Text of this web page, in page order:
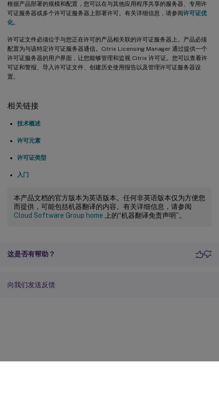
根据产品部署的规模和配置，您可以在与其他应用程序共享的服务器、专用许
可证服务器或多个许可证服务器上部署许可。有关详细信息，请参阅许可证优
化。
许可证文件必须位于与您正在许可的产品相关联的许可证服务器上。产品必须
配置为与该特定许可证服务器通信。Citrix Licensing Manager 通过提供一个
许可证服务器的用户界面，让您能够管理和监视 Citrix 许可证。您可以查看许
可证和警报、导入许可证文件、创建历史使用报告以及管理许可证服务器设
置。
相关链接
技术概述
许可元素
许可证类型
入门
本产品文档的官方版本为英语版本。任何非英语版本仅为方便您
而提供，可能包括机器翻译的内容。有关详细信息，请参阅
Cloud Software Group home 上的“机器翻译免责声明”。
这是否有帮助？
向我们发送反馈